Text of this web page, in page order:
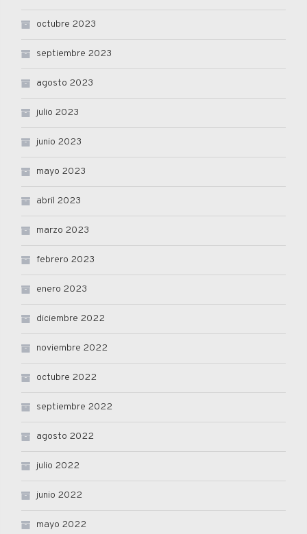
octubre 2023
septiembre 2023
agosto 2023
julio 2023
junio 2023
mayo 2023
abril 2023
marzo 2023
febrero 2023
enero 2023
diciembre 2022
noviembre 2022
octubre 2022
septiembre 2022
agosto 2022
julio 2022
junio 2022
mayo 2022